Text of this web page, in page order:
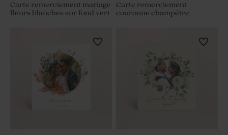
Carte remerciement mariage
fleurs blanches sur fond vert
Carte remerciement
couronne champêtre